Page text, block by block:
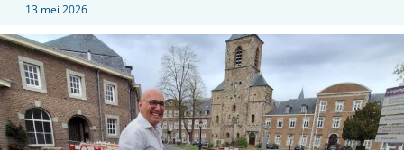
13 mei 2026